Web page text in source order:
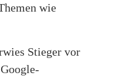
wie
Stieger vor